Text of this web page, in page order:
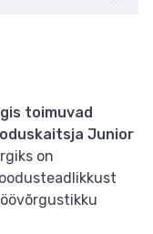
toimuvad
Junior
on